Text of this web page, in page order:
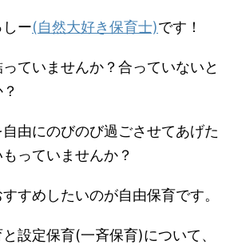
ー(自然大好き保育士)です！
ていませんか？合っていないと
自由にのびのび過ごさせてあげた
っていませんか？
すめしたいのが自由保育です。
設定保育(一斉保育)について、